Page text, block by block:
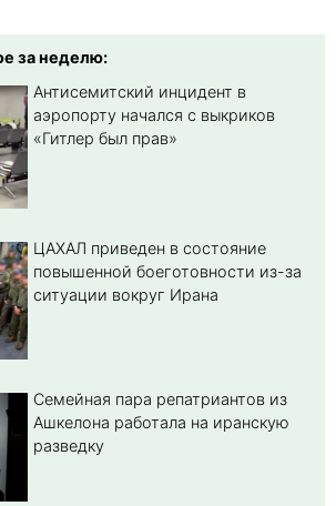
за неделю:
Антисемитский инцидент в
аэропорту начался с выкриков
«Гитлер был прав»
ЦАХАЛ приведен в состояние
повышенной боеготовности из-за
ситуации вокруг Ирана
Семейная пара репатриантов из
Ашкелона работала на иранскую
разведку